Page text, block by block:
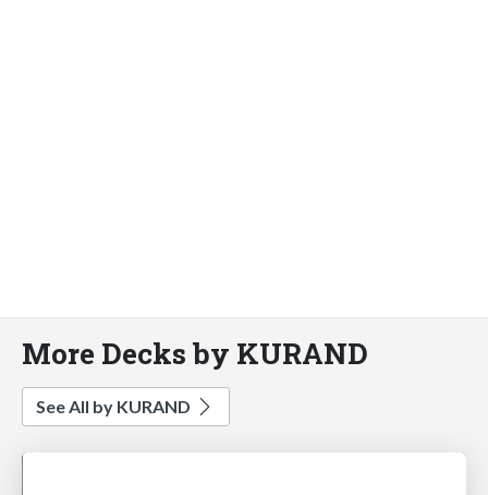
More Decks by KURAND
See All by KURAND